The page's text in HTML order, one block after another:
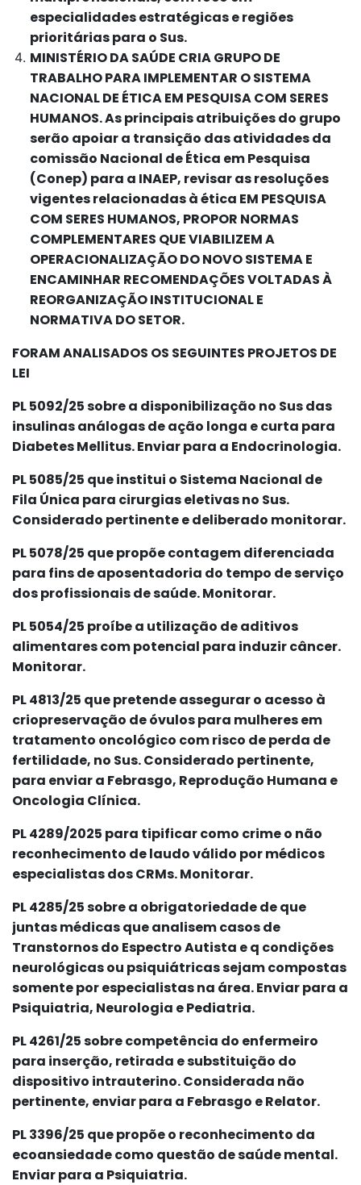
especialidades estratégicas e regiões
prioritárias para o Sus.
MINISTÉRIO DA SAÚDE CRIA GRUPO DE
TRABALHO PARA IMPLEMENTAR O SISTEMA
NACIONAL DE ÉTICA EM PESQUISA COM SERES
HUMANOS. As principais atribuições do grupo
serão apoiar a transição das atividades da
comissão Nacional de Ética em Pesquisa
(Conep) para a INAEP, revisar as resoluções
vigentes relacionadas à ética EM PESQUISA
COM SERES HUMANOS, PROPOR NORMAS
COMPLEMENTARES QUE VIABILIZEM A
OPERACIONALIZAÇÃO DO NOVO SISTEMA E
ENCAMINHAR RECOMENDAÇÕES VOLTADAS À
REORGANIZAÇÃO INSTITUCIONAL E
NORMATIVA DO SETOR.
FORAM ANALISADOS OS SEGUINTES PROJETOS DE
LEI
PL 5092/25 sobre a disponibilização no Sus das
insulinas análogas de ação longa e curta para
Diabetes Mellitus. Enviar para a Endocrinologia.
PL 5085/25 que institui o Sistema Nacional de
Fila Única para cirurgias eletivas no Sus.
Considerado pertinente e deliberado monitorar.
PL 5078/25 que propõe contagem diferenciada
para fins de aposentadoria do tempo de serviço
dos profissionais de saúde. Monitorar.
PL 5054/25 proíbe a utilização de aditivos
alimentares com potencial para induzir câncer.
Monitorar.
PL 4813/25 que pretende assegurar o acesso à
criopreservação de óvulos para mulheres em
tratamento oncológico com risco de perda de
fertilidade, no Sus. Considerado pertinente,
para enviar a Febrasgo, Reprodução Humana e
Oncologia Clínica.
PL 4289/2025 para tipificar como crime o não
reconhecimento de laudo válido por médicos
especialistas dos CRMs. Monitorar.
PL 4285/25 sobre a obrigatoriedade de que
juntas médicas que analisem casos de
Transtornos do Espectro Autista e q condições
neurológicas ou psiquiátricas sejam compostas
somente por especialistas na área. Enviar para a
Psiquiatria, Neurologia e Pediatria.
PL 4261/25 sobre competência do enfermeiro
para inserção, retirada e substituição do
dispositivo intrauterino. Considerada não
pertinente, enviar para a Febrasgo e Relator.
PL 3396/25 que propõe o reconhecimento da
ecoansiedade como questão de saúde mental.
Enviar para a Psiquiatria.